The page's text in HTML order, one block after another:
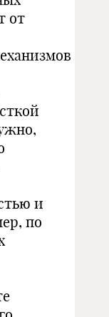
от
и
по